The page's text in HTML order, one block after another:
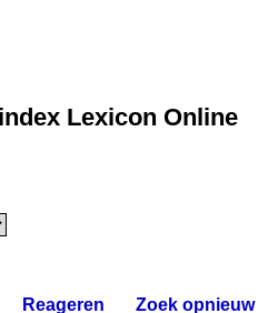
Lexicon Online
Reageren Zoek opnieuw.